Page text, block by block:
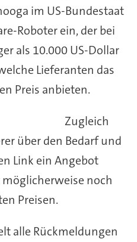
im US-Bundestaat
Roboter ein, der bei
als 10.000 US-Dollar
Lieferanten das
Preis anbieten.
Zugleich
über den Bedarf und
Link ein Angebot
noch
Preisen.
alle Rückmeldungen